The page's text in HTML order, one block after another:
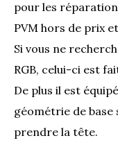
pour les
PVM hors de prix
Si vous ne
RGB, celui-ci est
De plus il est
géométrie de
prendre la tête.